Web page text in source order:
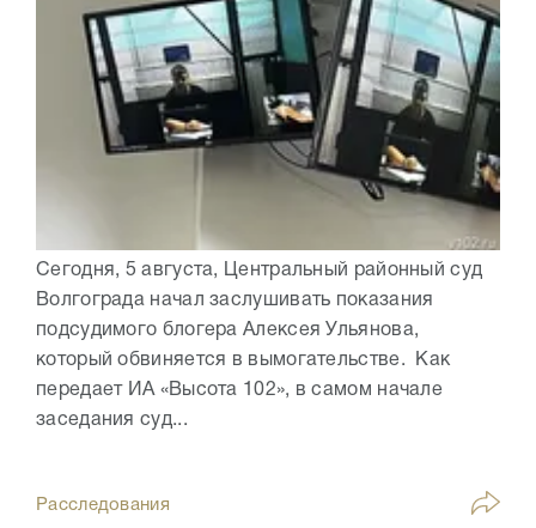
Сегодня, 5 августа, Центральный районный суд
Волгограда начал заслушивать показания
подсудимого блогера Алексея Ульянова,
который обвиняется в вымогательстве. Как
передает ИА «Высота 102», в самом начале
заседания суд...
Расследования